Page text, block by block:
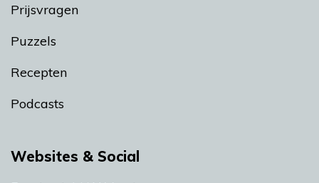
Prijsvragen
Puzzels
Recepten
Podcasts
Websites & Social